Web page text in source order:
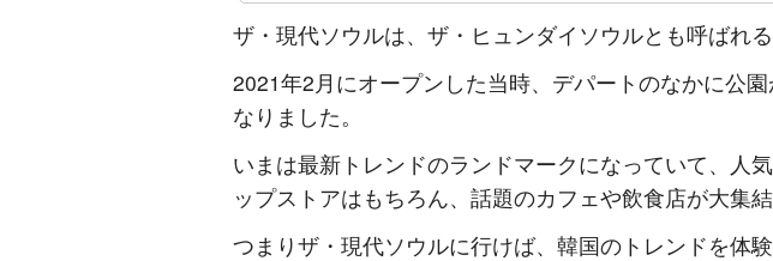
ザ・現代ソウルは、ザ・ヒュンダイソウルとも呼ばれる
2021年2月にオープンした当時、デパートのなかに公
なりました。
いまは最新トレンドのランドマークになっていて、人
ップストアはもちろん、話題のカフェや飲食店が大集結
つまりザ・現代ソウルに行けば、韓国のトレンドを体